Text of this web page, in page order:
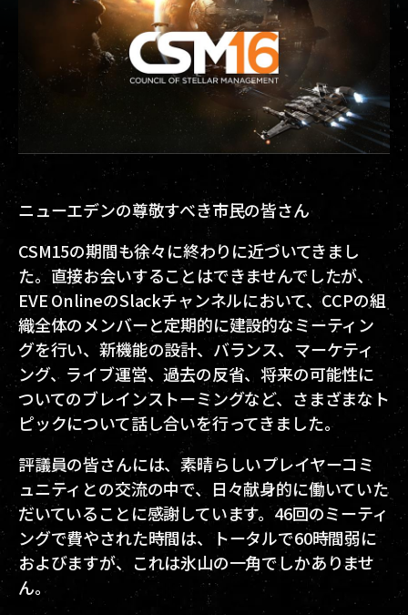
ニューエデンの尊敬すべき市民の皆さん
CSM15の期間も徐々に終わりに近づいてきまし
た。直接お会いすることはできませんでしたが、
EVE OnlineのSlackチャンネルにおいて、CCPの組
織全体のメンバーと定期的に建設的なミーティン
グを行い、新機能の設計、バランス、マーケティ
ング、ライブ運営、過去の反省、将来の可能性に
ついてのブレインストーミングなど、さまざまなト
ピックについて話し合いを行ってきました。
評議員の皆さんには、素晴らしいプレイヤーコミ
ュニティとの交流の中で、日々献身的に働いていた
だいていることに感謝しています。46回のミーティ
ングで費やされた時間は、トータルで60時間弱に
およびますが、これは氷山の一角でしかありませ
ん。